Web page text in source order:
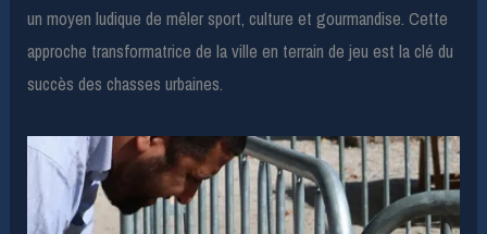
un moyen ludique de mêler sport, culture et gourmandise. Cette
approche transformatrice de la ville en terrain de jeu est la clé du
succès des chasses urbaines.